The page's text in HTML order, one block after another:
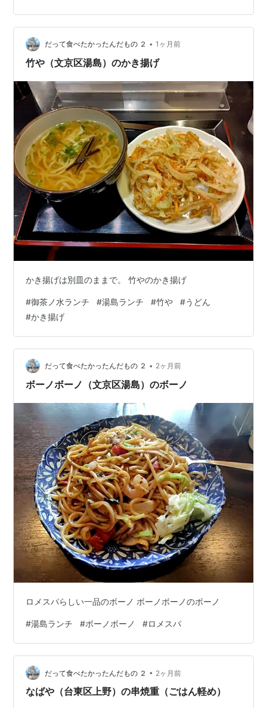
だって食べたかったんだもの ２ • 1ヶ月前
竹や（文京区湯島）のかき揚げ
かき揚げは別皿のままで。 竹やのかき揚げ
#御茶ノ水ランチ #湯島ランチ #竹や #うどん
#かき揚げ
だって食べたかったんだもの ２ • 2ヶ月前
ボーノボーノ（文京区湯島）のボーノ
ロメスパらしい一品のボーノ ボーノボーノのボーノ
#湯島ランチ #ボーノボーノ #ロメスパ
だって食べたかったんだもの ２ • 2ヶ月前
なばや（台東区上野）の串焼重（ごはん軽め）